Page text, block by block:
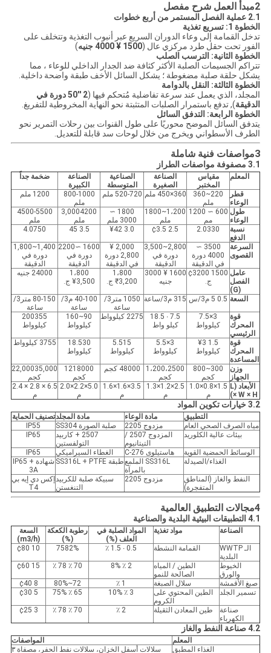
2مبدأ العمل شرح مفصل
2.1 عملية الفصل المستمر من أربع خطوات
الخطوة 1: تسريع تغذية
تدخل القمامة إلى وعاء الدوران السريع عبر أنبوب التغذية وتتخلف على
الفور تحت حقل طرد مركزي عال (1500 ¥ 4000 جنيه
)
الخطوة الثانية: الترسب الصلب
تتراكم الجسيمات الصلبة الأكثر كثافة ضد الجدار الداخلي للوعاء ، مما
يشكل حلقة صلبة مضغوطة ؛ يشكل السائل الأخف طبقة واضحة داخلية.
الخطوة الثالثة: النقل بالدوامة
المجلد، الذي يعمل عند سرعة تفاضلية مُتحكم فيها (
2 ′′50 دورة في
الدقيقة), تدفع باستمرار الصلبات المتثبتة نحو النهاية المخروطية للتفريغ.
الخطوة الرابعة: التدفق السائل
يتدفق السائل الموضح محوريًا على طول القنوات بين رحلات التمرير نحو
الطرف الأسطواني ويخرج من خلال لوحات سد قابلة للتعديل.
3مواصفات فنية شاملة
3.1 مصفوفة مواصفات الطراز
المعلم
مقياس
المختبر
الصناعة
الصغيرة
الصناعية
المتوسطة
الصناعة
الكبيرة
ضخمة جداً
قطر
الوعاء
220~360
ملم
360×450 ملم 520-720 ملم
800-1000
ملم
1200 ملم
طول
الوعاء
600 ∼ 1200
مم
1،200~1800
ملم
1800 ∼
3000 ملم
3,0004200
ملم
4500-5500
ملم
نسبة
الدفع
2.0330
2.5 ¢3.5
3.0 ¥42
3.5 ‬45
4.0750
السرعة
القصوى
3500 ∼
4000 دورة
في الدقيقة
2,800~3,500
دورة في
الدقيقة
2,000 ¥
2,800 دورة
في الدقيقة
1600 ∼2200
دورة في
الدقيقة
1,400~1,800
دورة في
الدقيقة
عامل
الفصل
(G)
1500 ¢3200
ج.
1600 ¥ 3000
جنيه
1،800
₹3,200 ج.
1،800
¥3,500 ج.
24000 جنيه
السعة 0.5 ‬5 م3/س 315 م3/ساعة
1050 متر3/
ساعة
40-100 م3/
ساعة
80-150 متر3/
ساعة
قوة
المحرك
الرئيسي
3×7.5
كيلوواط
7.5 ∙ 18.5
كيلو واط
2275 كيلوواط
90~160
كيلوواط
200355
كيلوواط
قوة
المحرك
المساعدة
1.5 ¥3
كيلوواط
3×5.5
كيلوواط
5.515
كيلوواط
18.530
كيلوواط
3755 كيلوواط
وزن
الجهاز
300~800
كجم
1،200،2500
كجم
48000 كجم
1218000
كجم
22,00035,000
كجم
الأبعاد (L
× W × H)
1.5×0.8×1.0
م
2.5×1.2×1.3
م
3.5×1.6×1.6
م
5.0×2.2×2.0
م
6.5 × 2.8 × 2.4
م
3.2 خيارات تكوين المواد
التطبيق مادة الوعاء مادة المجلدتصنيف الحماية
مياه الصرف الصحي العام
مزدوج 2205 صلبة الصورة SS304
IP55
بيئات عالية الكلوريد
المزدوج 2507 /
التيتانيوم
2507 + كاربيد
التولفستين
IP65
الوسائط الحمضية القوية هاستيلوى C-276 الغطاء السيراميكي
IP65
الغذاء/الصيدلة
SS316L الملمع
بالمرآة
طبقة SS316L + PTFE
شهادة IP65 +
3A
النفط والغاز (المناطق
المتفجرة)
مزدوج 2205
سبيكة صلبة للكربيد
التنغستن
إكس دي إيه بي
T4
4مجالات التطبيق العالمية
4.1 التطبيقات البيئية البلدية والصناعية
الصناعة مواد تغذية
المواد الصلبة في
العلف (%)
رطوبة الكعكة
(%)
السعة
(m3/h)
الـ WWTP
البلدية
القمامة النشطة 0.5 ∙ 1.5 ٪ 7582%
10 ¢80
الخيوط
والورق
الطين / المياه
الصالحة للنمو
2 ٪ 8% 70 ٪ 78 ٪ 15 ¢60
صبغ الأقمشة سلال الصبغة 1 ٪ 72~80%
8 ¢40
تسمير الجلد
الطين المحتوي على
الكروم
3 ٪ 10% 65 ٪ 75% 5 ¢30
صناعة
الكهرباء
طين المعادن الثقيلة 2 ٪ 70 ٪ 78 ٪ 3 ¢25
4.2 صناعة النفط والغاز
المعلم
المواصفات
الغذاء المطبق
سلالات أسفل الخزان، سلالات نفط الحفر، مصفاة ٣